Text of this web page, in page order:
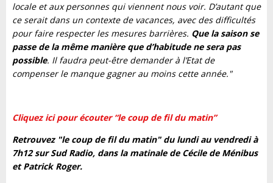
locale et aux personnes qui viennent nous voir. D’autant que
ce serait dans un contexte de vacances, avec des difficultés
pour faire respecter les mesures barrières. Que la saison se
passe de la même manière que d’habitude ne sera pas
possible. Il faudra peut-être demander à l’Etat de
compenser le manque gagner au moins cette année."
Cliquez ici pour écouter “le coup de fil du matin”
Retrouvez "le coup de fil du matin" du lundi au vendredi à
7h12 sur Sud Radio, dans la matinale de Cécile de Ménibus
et Patrick Roger.